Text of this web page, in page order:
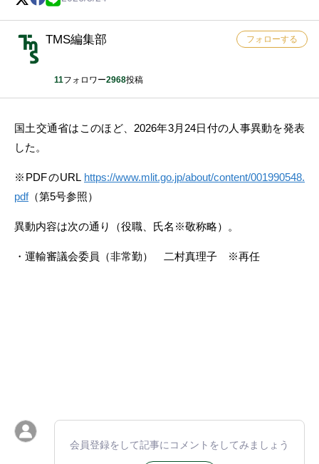
TMS編集部
11フォロワー2968投稿
フォローする
国土交通省はこのほど、2026年3月24日付の人事異動を発表
した。
※PDFのURL https://www.mlit.go.jp/about/content/001990548.
pdf（第5号参照）
異動内容は次の通り（役職、氏名※敬称略）。
・運輸審議会委員（非常勤） 二村真理子 ※再任
会員登録をして記事にコメントをしてみましょう